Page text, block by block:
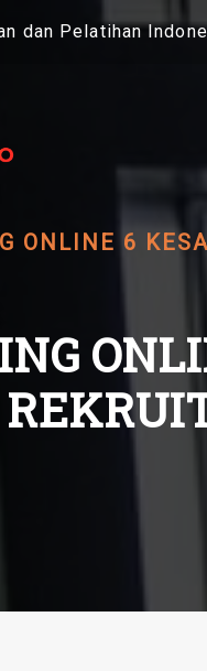
dan Pelatihan
ONLINE 6